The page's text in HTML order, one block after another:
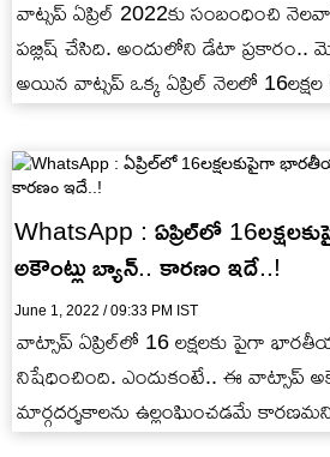
వాట్సప్ ఏప్రిల్ 2022కు సంబంధించి
పబ్లిష్ చేసిది. అందులోని డేటా
అయిన వాట్సప్ ఒక్క ఏప్రిల్ నెలలో
WhatsApp : ఏప్రిల్‌లో
అకౌంట్లు బ్యాన్.. కారణం ఇదే..!
June 1, 2022 / 09:33 PM IST
వాట్సాప్ ఏప్రిల్‌లో 16 లక్షలకు పైగా
నిషేధించింది. ఎందుకంటే.. ఈ వాట్సాప్
మార్గదర్శకాలను ఉల్లంఘించడమే